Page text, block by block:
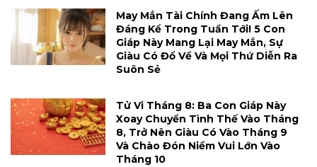
May Mắn Tài Chính Đang Ấm Lên
Đáng Kể Trong Tuần Tới! 5 Con
Giáp Này Mang Lại May Mắn, Sự
Giàu Có Đổ Về Và Mọi Thứ Diễn Ra
Suôn Sẻ
Tử Vi Tháng 8: Ba Con Giáp Này
Xoay Chuyển Tình Thế Vào Tháng
8, Trở Nên Giàu Có Vào Tháng 9
Và Chào Đón Niềm Vui Lớn Vào
Tháng 10